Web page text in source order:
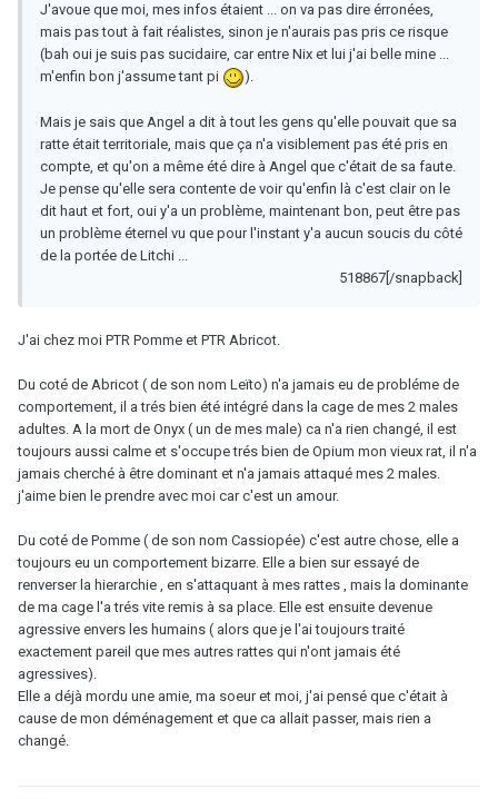
J'avoue que moi, mes infos étaient ... on va pas dire érronées,
mais pas tout à fait réalistes, sinon je n'aurais pas pris ce risque
(bah oui je suis pas sucidaire, car entre Nix et lui j'ai belle mine ...
m'enfin bon j'assume tant pi
).
Mais je sais que Angel a dit à tout les gens qu'elle pouvait que sa
ratte était territoriale, mais que ça n'a visiblement pas été pris en
compte, et qu'on a même été dire à Angel que c'était de sa faute.
Je pense qu'elle sera contente de voir qu'enfin là c'est clair on le
dit haut et fort, oui y'a un problème, maintenant bon, peut être pas
un problème éternel vu que pour l'instant y'a aucun soucis du côté
de la portée de Litchi ...
518867[/snapback]
J'ai chez moi PTR Pomme et PTR Abricot.
Du coté de Abricot ( de son nom Leïto) n'a jamais eu de probléme de
comportement, il a trés bien été intégré dans la cage de mes 2 males
adultes. A la mort de Onyx ( un de mes male) ca n'a rien changé, il est
toujours aussi calme et s'occupe trés bien de Opium mon vieux rat, il n'a
jamais cherché à être dominant et n'a jamais attaqué mes 2 males.
j'aime bien le prendre avec moi car c'est un amour.
Du coté de Pomme ( de son nom Cassiopée) c'est autre chose, elle a
toujours eu un comportement bizarre. Elle a bien sur essayé de
renverser la hierarchie , en s'attaquant à mes rattes , mais la dominante
de ma cage l'a trés vite remis à sa place. Elle est ensuite devenue
agressive envers les humains ( alors que je l'ai toujours traité
exactement pareil que mes autres rattes qui n'ont jamais été
agressives).
Elle a déjà mordu une amie, ma soeur et moi, j'ai pensé que c'était à
cause de mon déménagement et que ca allait passer, mais rien a
changé.